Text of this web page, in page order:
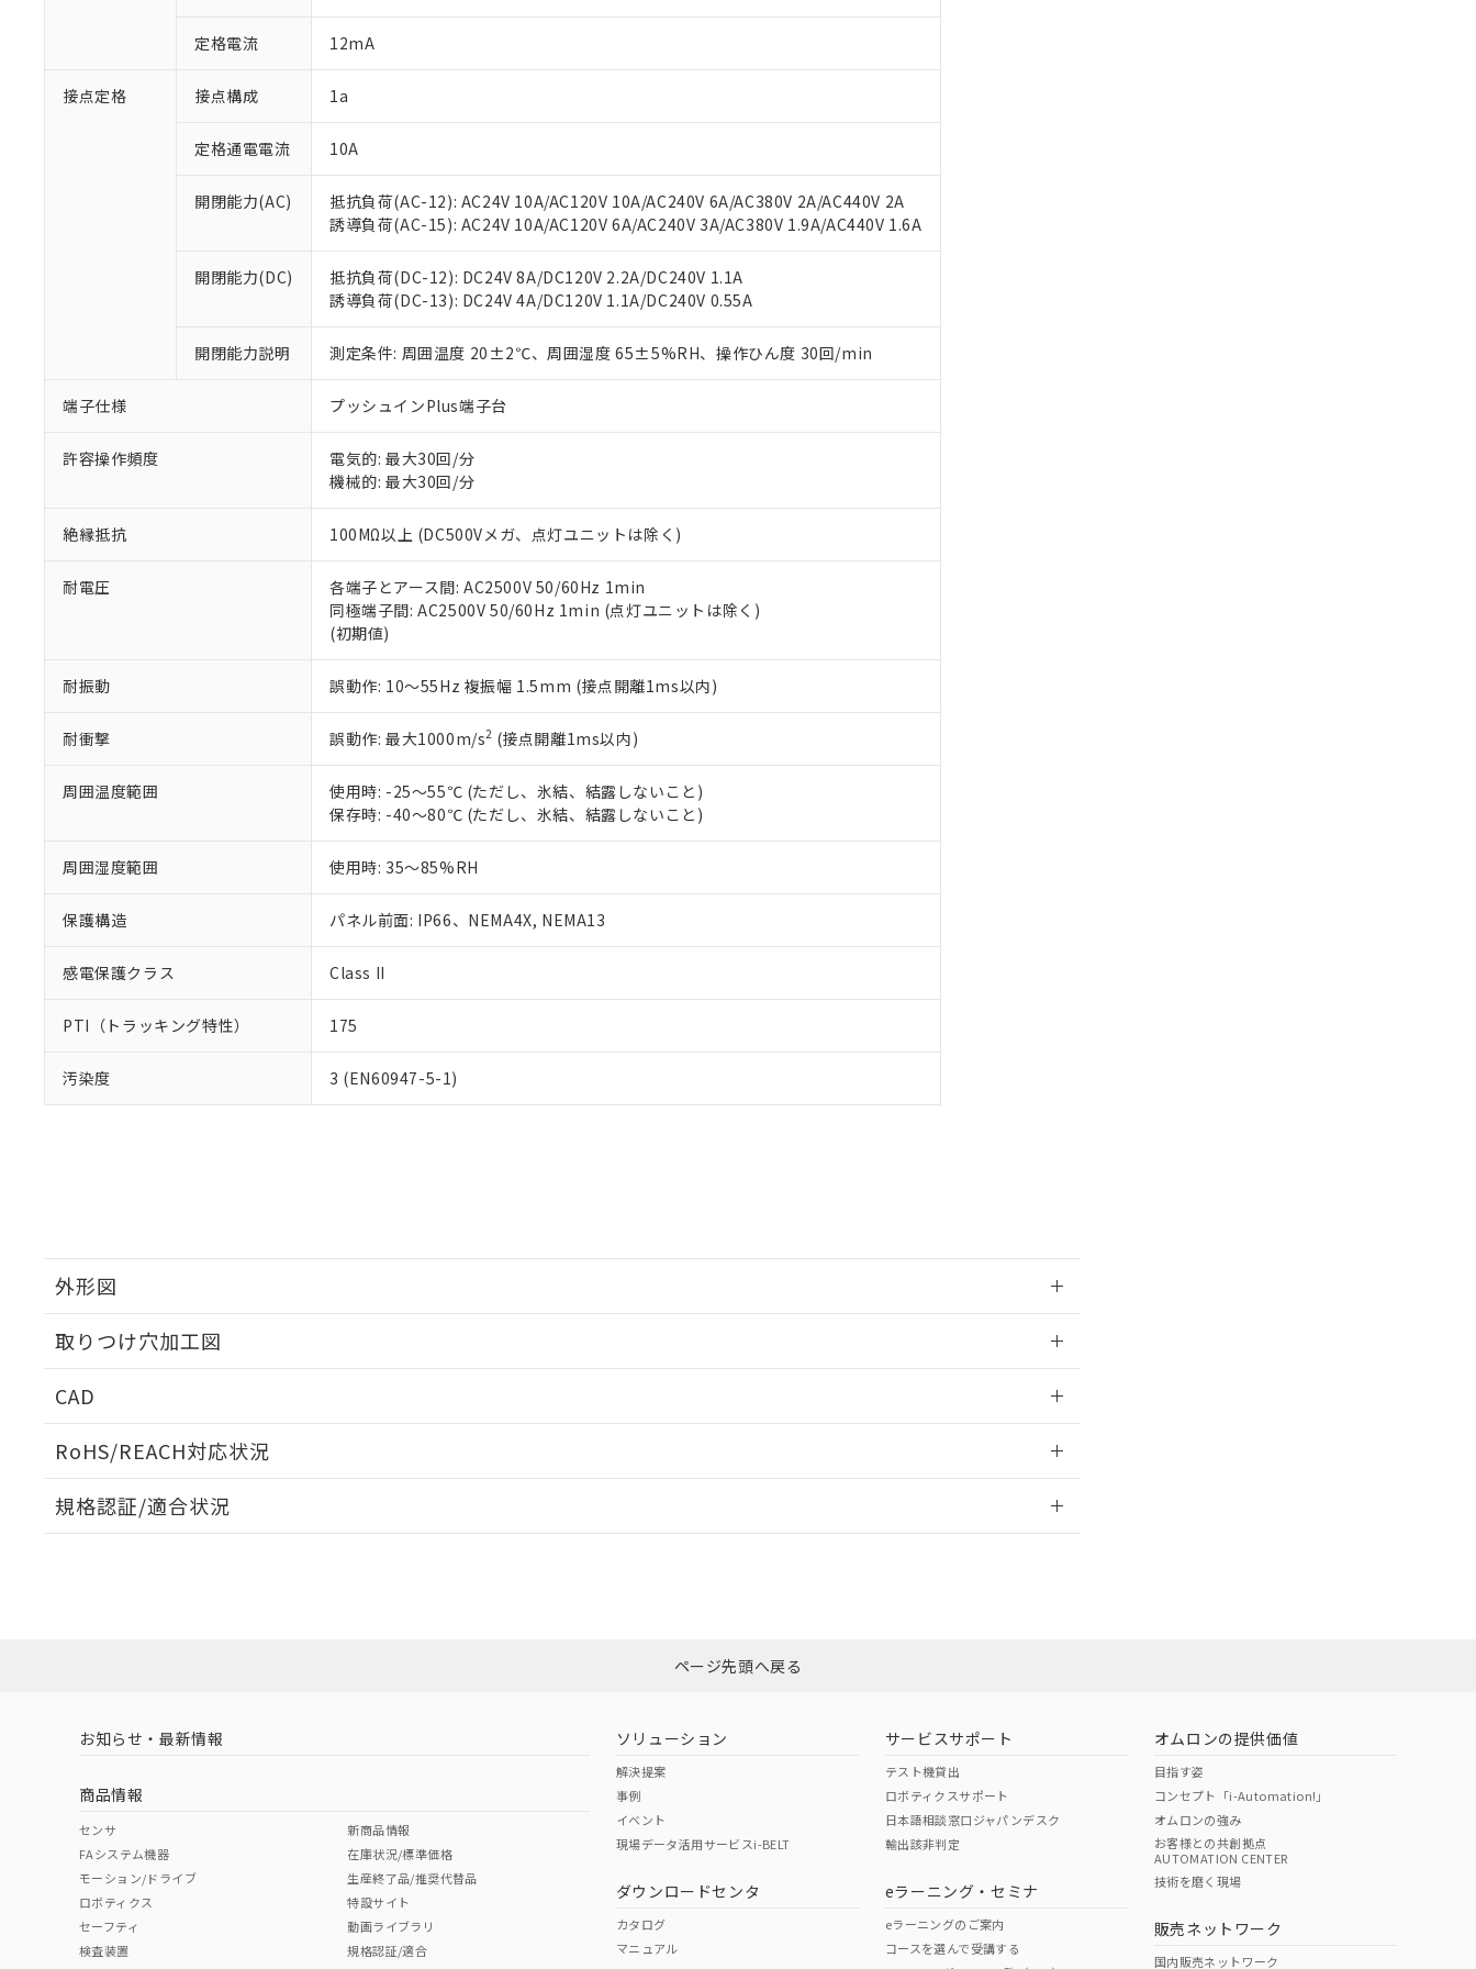
定格電流 12mA
接点定格 接点構成 1a
定格通電電流 10A
開閉能力(AC)
抵抗負荷(AC-12): AC24V 10A/AC120V 10A/AC240V 6A/AC380V 2A/AC440V 2A
誘導負荷(AC-15): AC24V 10A/AC120V 6A/AC240V 3A/AC380V 1.9A/AC440V 1.6A
開閉能力(DC)
抵抗負荷(DC-12): DC24V 8A/DC120V 2.2A/DC240V 1.1A
誘導負荷(DC-13): DC24V 4A/DC120V 1.1A/DC240V 0.55A
開閉能力説明 測定条件: 周囲温度 20±2℃、周囲湿度 65±5%RH、操作ひん度 30回/min
端子仕様 プッシュインPlus端子台
許容操作頻度
電気的: 最大30回/分
機械的: 最大30回/分
絶縁抵抗 100MΩ以上 (DC500Vメガ、点灯ユニットは除く)
耐電圧
各端子とアース間: AC2500V 50/60Hz 1min
同極端子間: AC2500V 50/60Hz 1min (点灯ユニットは除く)
(初期値)
耐振動 誤動作: 10～55Hz 複振幅 1.5mm (接点開離1ms以内)
耐衝撃 誤動作: 最大1000m/s2 (接点開離1ms以内)
周囲温度範囲
使用時: -25～55℃ (ただし、氷結、結露しないこと)
保存時: -40～80℃ (ただし、氷結、結露しないこと)
周囲湿度範囲 使用時: 35～85%RH
保護構造 パネル前面: IP66、NEMA4X, NEMA13
感電保護クラス Class II
PTI（トラッキング特性） 175
汚染度 3 (EN60947-5-1)
外形図
取りつけ穴加工図
CAD
RoHS/REACH対応状況
EU RoHS 注意事項・凡例
ダウンロードはこちら
中国 RoHS 注意事項・凡例
中国 RoHS表
Pb Hg Cr(VI)
O O
規格認証/適合状況
以下の条件をお読みいただき、同意のうえご利用ください。
くものです。
在庫状況および標準価格照会結果は、記載している更新日時点での社内データに基づき作成されるも
正式な納期状況および標準価格はお客様のお取引先、またはお客様担当のオムロン制御機器販売店・
当社販売員にご相談ください。
オムロン制御機器販売店や当社販売拠点は「 販売ネットワーク
」をご確認ください。
す。
マイパーツ機能（部品リスト作成サービス）をご利用いただくには、I-Webメンバーズにご登録され
ている必要があります。
お客様が当ウェブサイト上で当社にご登録された部品リストについて、当社および当社の共同利用者
が、当社の製品・サービスに関するお客様との取引・商談に必要な範囲で利用することをご了承くだ
さい。
*EU RoHS指令（10物質）：
鉛(Pb) 1000ppm以下、 水銀(Hg) 1000ppm以下、 カドミウム(Cd) 100ppm以下、
ル（DBP） 1000ppm以下、フタル酸ジイソブチル (DIBP) 1000ppm以下
フタル酸エステル類の４物質については閾値を超える意図的な使用がないことを確認しています。
※2 対応予定月
※3 非含有証明書ダウンロード
下記の非含有証明書をダウンロードすることができます。
EU RoHS指令（10物質）の非含有証明書
51物質の非含有証明書（当社基準）
※本証明書は発行日時点で非含有を証明するもので、過去に遡って非含有を証明するものではありません。
また、RoHS指令のフタル酸エステル類４物質の対応では、対応完了までの期間は出荷製品に未対応品が
混在することから備考欄に対応日を記載しておりました。
既に当社にて対応品への在庫切替を完了していることから、特段のことがない限り、2022年1月12日よ
り割愛しております。
「○」：最大均質材料含有率が中国RoHSの基準値以下であることを示します。
「×」：最大均質材料含有率が中国RoHSの基準値を超えていることを示します。
「－」：未確認です。当社販売部門へお問い合わせください。
Cr(Ⅵ)(六価クロム) : 1000ppm、 PBBs(ポリ臭化ビフェニル類) : 1000ppm、 PBDEs(ポリ臭化ジフェニルエーテル類) : 1000ppm、
DEHP(フタル酸ビス(2-エチルヘキシル)) : 1000ppm
※2 環境保護使用期限
「ｅ」：有害物質（10物質）のすべてが基準値以下であることを示します。
「10」：通常の使用状況下において有害物質が外部に漏えいし、環境に深刻な影響を及ぼさない年数を意
「－」：未確認です。当社販売部門へお問い合わせください。
う）を輸出または国外への提供する場合は、日本国政府の輸出許可(または役務取引許可)を取得する
当社は規制貨物を破棄する場合は、完全に破砕するなど、違法に輸出されないよう必要な手段を講じ
当社は貴社製品を、核兵器、ミサイル、化学兵器、生物兵器またはその他武器並びにこれらの製造装
置等に一切使用いたしません。
当社は、貴社製品を第三者に販売する場合は、上記1、2および3の内容を当該第三者に通知します。
また当社は、販売先および販売に係わる関係者が違法に輸出するおそれがある場合は、取り引きをい
合意する キャンセル
△ 一定数には満たないが在庫あり
－
在庫なし(最新の在庫状況については、お客様のお取引先、またはお客様担当のオムロン制御
機器販売店・当社販売員にご確認ください)
空
白
受注生産機種、また在庫状況の情報を公開していない機種
ページ先頭へ戻る
お知らせ・最新情報
商品情報
センサ
FAシステム機器
モーション/ドライブ
ロボティクス
セーフティ
検査装置
新商品情報
在庫状況/標準価格
生産終了品/推奨代替品
特設サイト
動画ライブラリ
規格認証/適合
ソリューション
解決提案
事例
イベント
現場データ活用サービスi-BELT
ダウンロードセンタ
カタログ
マニュアル
サービスサポート
テスト機貸出
ロボティクスサポート
日本語相談窓口ジャパンデスク
輸出該非判定
eラーニング・セミナ
eラーニングのご案内
コースを選んで受講する
オムロンの提供価値
目指す姿
コンセプト「i-Automation!」
オムロンの強み
お客様との共創拠点
AUTOMATION CENTER
技術を磨く現場
販売ネットワーク
国内販売ネットワーク